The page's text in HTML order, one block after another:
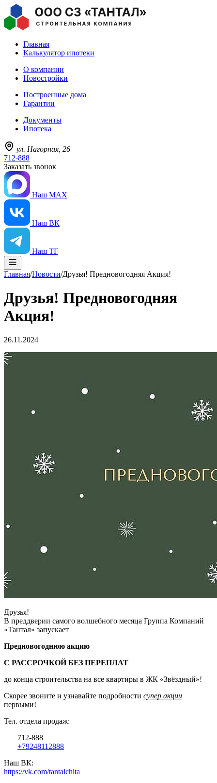
Главная
Калькулятор ипотеки
О компании
Новостройки
Построенные дома
Гарантии
Документы
Ипотека
ул. Нагорная, 26
712-888
Заказать звонок
Наш MAX
Наш ВК
Наш ТГ
Главная/Новости/Друзья! Предновогодняя Акция!
Друзья! Предновогодняя
Акция!
26.11.2024
Друзья!
В преддверии самого волшебного месяца Группа Компаний
«Тантал» запускает
Предновогоднюю акцию
С РАССРОЧКОЙ БЕЗ ПЕРЕПЛАТ
до конца строительства на все квартиры в ЖК «Звёздный»!
Скорее звоните и узнавайте подробности супер акции
первыми!
Тел. отдела продаж:
712-888
+79248112888
Наш ВК:
https://vk.com/tantalchita